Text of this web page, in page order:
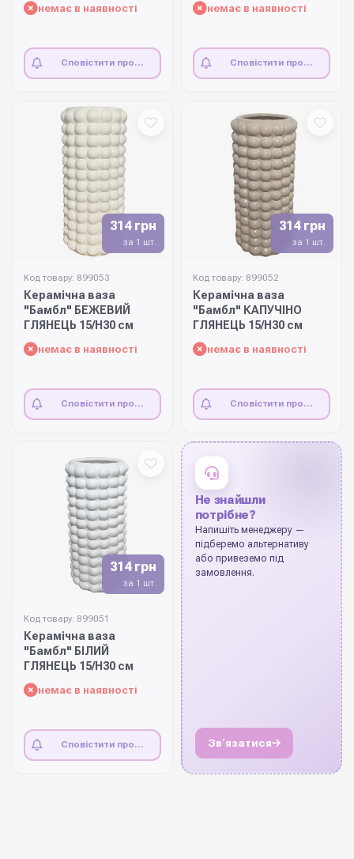
немає в наявності
Сповістити про
немає в наявності
Сповістити про
314 грн
за 1 шт.
Код товару: 899053
Керамічна ваза
"Бамбл" БЕЖЕВИЙ
ГЛЯНЕЦЬ 15/Н30 см
немає в наявності
Сповістити про
314 грн
за 1 шт.
Код товару: 899052
Керамічна ваза
"Бамбл" КАПУЧІНО
ГЛЯНЕЦЬ 15/Н30 см
немає в наявності
Сповістити про
314 грн
за 1 шт.
Код товару: 899051
Керамічна ваза
"Бамбл" БІЛИЙ
ГЛЯНЕЦЬ 15/Н30 см
немає в наявності
Сповістити про
Не знайшли
потрібне?
Напишіть менеджеру —
підберемо альтернативу
або привеземо під
замовлення.
Звʼязатися